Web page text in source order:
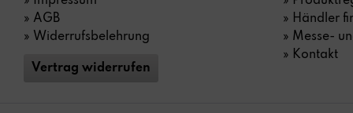
» AGB
» Widerrufsbelehrung
Vertrag widerrufen
» Händler
» Messe-
» Kontakt